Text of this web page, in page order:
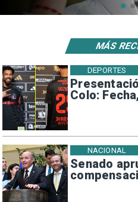
Colo:
DEPORTES
Senado
NACIONAL
MÁS